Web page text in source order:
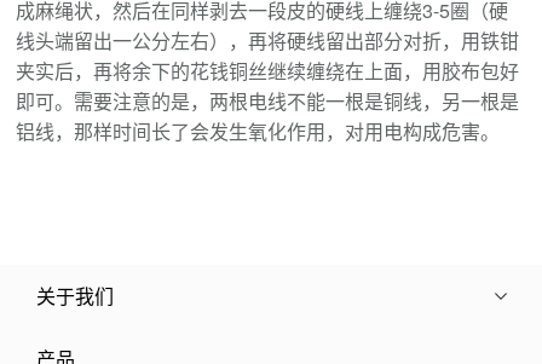
成麻绳状，然后在同样剥去一段皮的硬线上缠绕3-5圈（硬
线头端留出一公分左右），再将硬线留出部分对折，用铁钳
夹实后，再将余下的花钱铜丝继续缠绕在上面，用胶布包好
即可。需要注意的是，两根电线不能一根是铜线，另一根是
铝线，那样时间长了会发生氧化作用，对用电构成危害。
关于我们